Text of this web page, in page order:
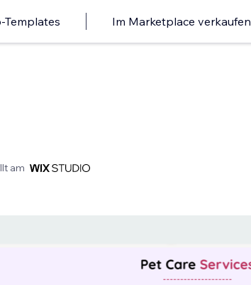
Templates Im Marketplace verkaufen
am